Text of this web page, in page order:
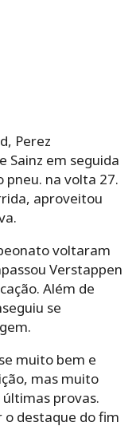
Perez
Sainz em seguida
na volta 27.
aproveitou
voltaram
Verstappen
Além de
se
muito bem e
mas muito
provas.
destaque do fim